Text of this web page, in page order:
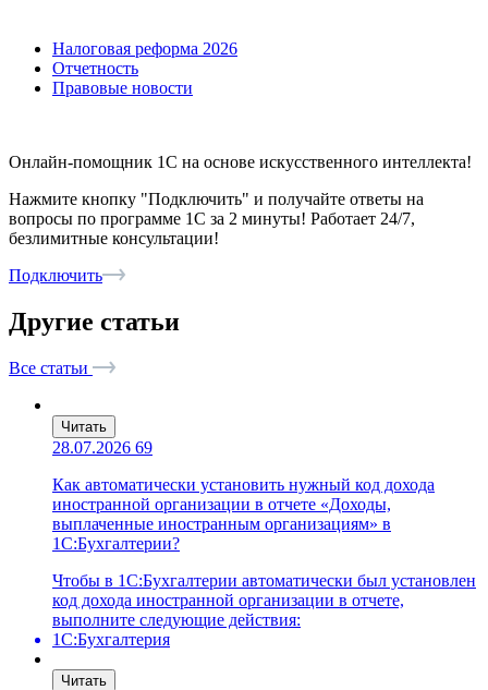
Налоговая реформа 2026
Отчетность
Правовые новости
Онлайн-помощник 1С на основе искусственного интеллекта!
Нажмите кнопку "Подключить" и получайте ответы на
вопросы по программе 1С за 2 минуты! Работает 24/7,
безлимитные консультации!
Подключить
Другие статьи
Все статьи
Читать
28.07.2026 69
Как автоматически установить нужный код дохода
иностранной организации в отчете «Доходы,
выплаченные иностранным организациям» в
1С:Бухгалтерии?
Чтобы в 1С:Бухгалтерии автоматически был установлен
код дохода иностранной организации в отчете,
выполните следующие действия:
1С:Бухгалтерия
Читать